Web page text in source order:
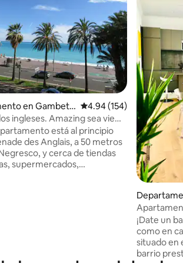
de 5; 500 evaluaciones
en Gambett
Calificación promedio:
4.94 (154)
ingleses. Amazing sea view.
está al principio
des Anglais, a 50 metros
y cerca de tiendas
supermercados,
minutos
¡Date un
como en
situado en
barrio